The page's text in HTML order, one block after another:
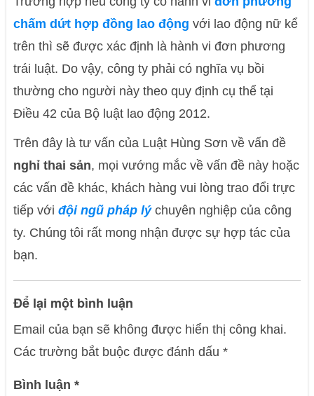
chấm dứt hợp đồng lao động với lao động nữ kể
trên thì sẽ được xác định là hành vi đơn phương
trái luật. Do vậy, công ty phải có nghĩa vụ bồi
thường cho người này theo quy định cụ thể tại
Điều 42 của Bộ luật lao động 2012.
Trên đây là tư vấn của Luật Hùng Sơn về vấn đề
nghỉ thai sản, mọi vướng mắc về vấn đề này hoặc
các vấn đề khác, khách hàng vui lòng trao đổi trực
tiếp vớiđội ngũ pháp lýchuyên nghiệp của công
ty. Chúng tôi rất mong nhận được sự hợp tác của
bạn.
Để lại một bình luận
Email của bạn sẽ không được hiển thị công khai.
Các trường bắt buộc được đánh dấu*
Bình luận*